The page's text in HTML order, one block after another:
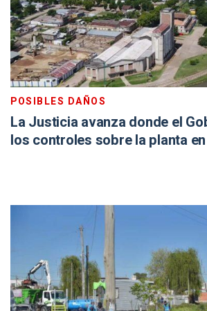
POSIBLES DAÑOS
La Justicia avanza donde el
los controles sobre la planta